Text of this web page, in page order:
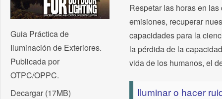
Guia Práctica de
Iluminación de Exteriores.
Publicada por
OTPC/OPPC.
Decargar (17MB)
Respetar las horas en
emisiones, recuperar
capacidades para la
la pérdida de la
vida de los humanos, el
Iluminar o hacer